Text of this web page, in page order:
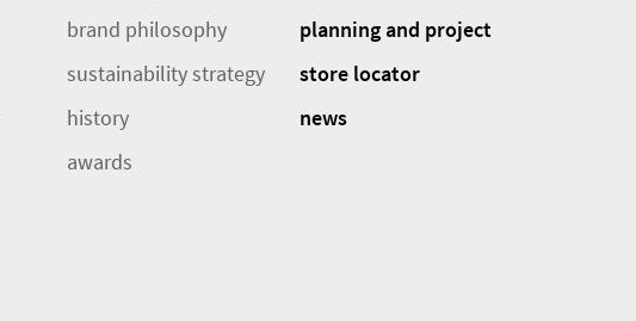
brand philosophy
sustainability strategy
history
awards
planning and project
store locator
news